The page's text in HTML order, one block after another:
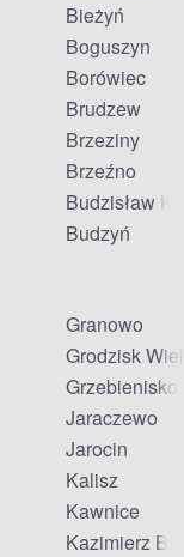
Bieżyń
Boguszyn
Borówiec
Brudzew
Brzeziny
Brzeźno
Budzisław
Budzyń
Granowo
Grodzisk
Grzebienisko
Jaraczewo
Jarocin
Kalisz
Kawnice
Kazimierz